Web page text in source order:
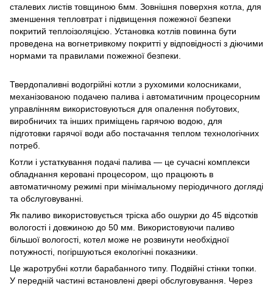
сталевих листів товщиною 6мм. Зовнішня поверхня котла, для
зменшення тепловтрат і підвищення пожежної безпеки
покритий теплоізоляцією. Установка котлів повинна бути
проведена на вогнетривкому покритті у відповідності з діючими
нормами та правилами пожежної безпеки.
Твердопаливні водогрійні котли з рухомими колосниками,
механізованою подачею палива і автоматичним процесорним
управлінням використовуються для опалення побутових,
виробничих та інших приміщень гарячою водою, для
підготовки гарячої води або постачання теплом технологічних
потреб.
Котли і устаткування подачі палива — це сучасні комплекси
обладнання керовані процесором, що працюють в
автоматичному режимі при мінімальному періодичного догляді
та обслуговуванні.
Як паливо використовується тріска або ошурки до 45 відсотків
вологості і довжиною до 50 мм. Використовуючи паливо
більшої вологості, котел може не розвинути необхідної
потужності, погіршуються екологічні показники.
Це жаротрубні котли барабанного типу. Подвійні стінки топки.
У передній частині встановлені двері обслуговування. Через